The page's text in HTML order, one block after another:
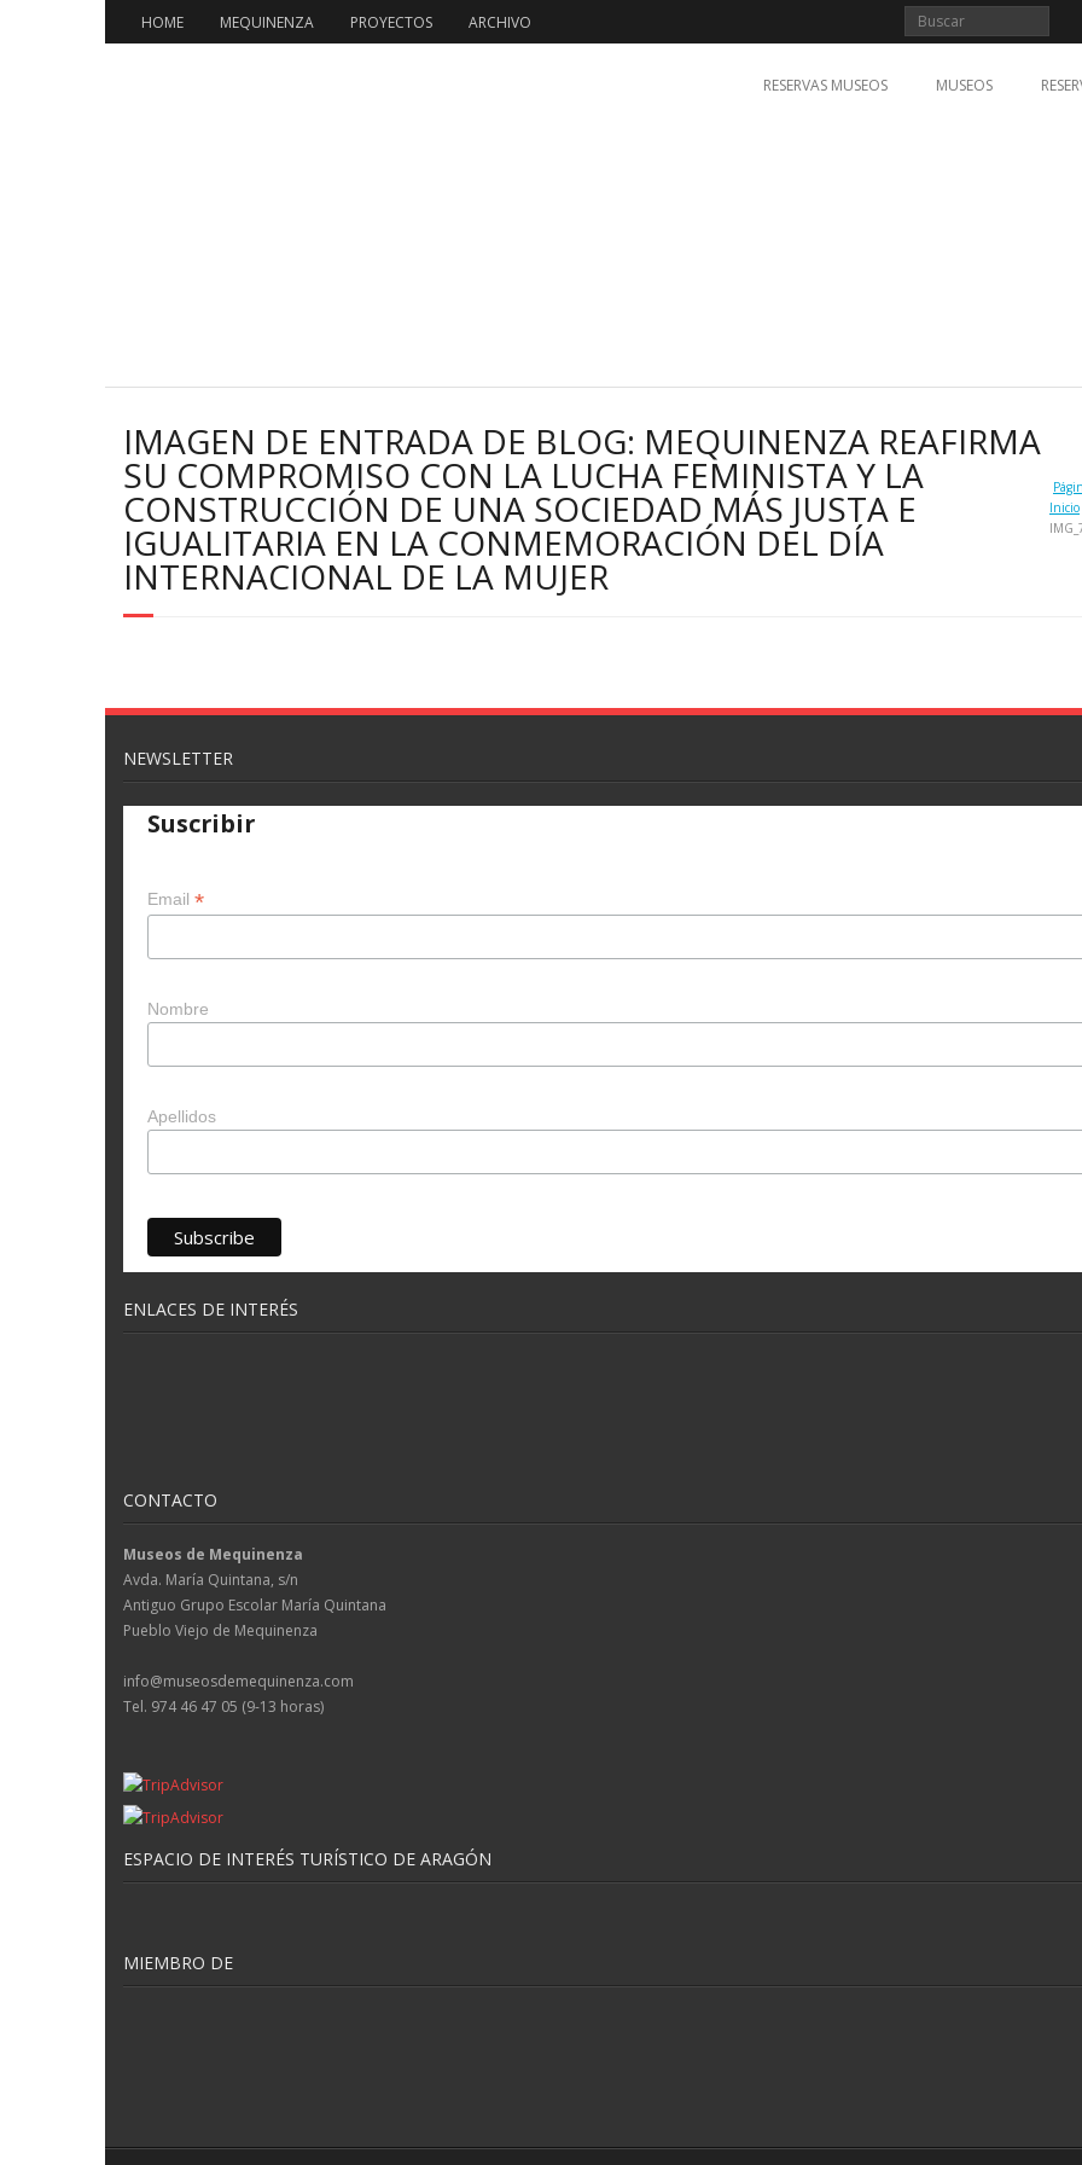
HOME MEQUINENZA PROYECTOS ARCHIVO
RESERVAS MUSEOS MUSEOS
IMAGEN DE ENTRADA DE BLOG: MEQUINENZA REAFIRMA
SU COMPROMISO CON LA LUCHA FEMINISTA Y LA
CONSTRUCCIÓN DE UNA SOCIEDAD MÁS JUSTA E
IGUALITARIA EN LA CONMEMORACIÓN DEL DÍA
INTERNACIONAL DE LA MUJER
Inicio
NEWSLETTER
Suscribir
Email *
Nombre
Apellidos
ENLACES DE INTERÉS
CONTACTO
Museos de Mequinenza
Avda. María Quintana, s/n
Antiguo Grupo Escolar María Quintana
Pueblo Viejo de Mequinenza
info@museosdemequinenza.com
Tel. 974 46 47 05 (9-13 horas)
ESPACIO DE INTERÉS TURÍSTICO DE ARAGÓN
MIEMBRO DE